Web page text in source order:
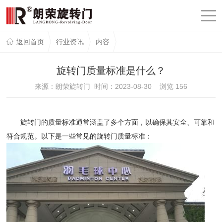
返回首页 行业资讯 内容
旋转门质量标准是什么？
来源：朗荣旋转门 时间：2023-08-30 浏览 156
旋转门的质量标准通常涵盖了多个方面，以确保其安全、可靠和
符合规范。以下是一些常见的旋转门质量标准：